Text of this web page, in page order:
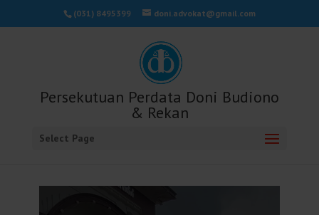
(031) 8495399 doni.advokat@gmail.com
Persekutuan Perdata Doni Budiono
& Rekan
Select Page